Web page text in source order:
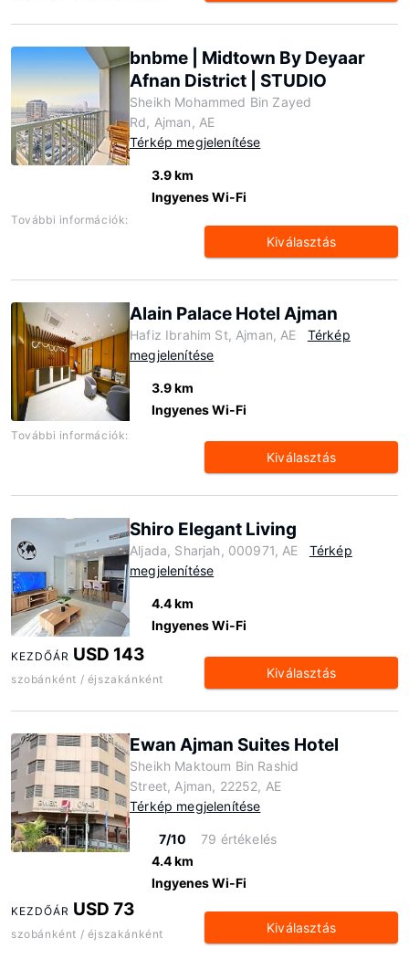
bnbme | Midtown By Deyaar
Afnan District | STUDIO
Sheikh Mohammed Bin Zayed
Rd, Ajman, AE
Térkép megjelenítése
3.9 km
Ingyenes Wi-Fi
További információk:
Kiválasztás
Alain Palace Hotel Ajman
Hafiz Ibrahim St, Ajman, AE
Térkép
megjelenítése
3.9 km
Ingyenes Wi-Fi
További információk:
Kiválasztás
Shiro Elegant Living
Aljada, Sharjah, 000971, AE
Térkép
megjelenítése
4.4 km
Ingyenes Wi-Fi
KEZDŐÁR USD 143
szobánként / éjszakánként Kiválasztás
Ewan Ajman Suites Hotel
Sheikh Maktoum Bin Rashid
Street, Ajman, 22252, AE
Térkép megjelenítése
7/10
79 értékelés
4.4 km
Ingyenes Wi-Fi
KEZDŐÁR USD 73
szobánként / éjszakánként Kiválasztás